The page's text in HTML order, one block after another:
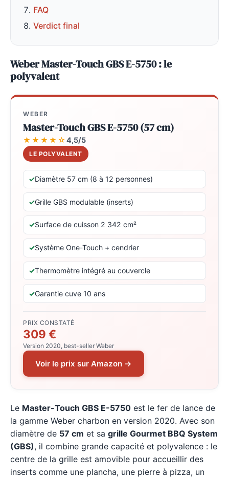
FAQ
Verdict final
Weber Master-Touch GBS E-5750 : le
polyvalent
WEBER
Master-Touch GBS E-5750 (57 cm)
★★★★☆4,5/5
LE POLYVALENT
Diamètre 57 cm (8 à 12 personnes)
Grille GBS modulable (inserts)
Surface de cuisson 2 342 cm²
Système One-Touch + cendrier
Thermomètre intégré au couvercle
Garantie cuve 10 ans
PRIX CONSTATÉ
309 €
Version 2020, best-seller Weber
Voir le prix sur Amazon →
Le Master-Touch GBS E-5750 est le fer de lance de
la gamme Weber charbon en version 2020. Avec son
diamètre de 57 cm et sa grille Gourmet BBQ System
(GBS), il combine grande capacité et polyvalence : le
centre de la grille est amovible pour accueillir des
inserts comme une plancha, une pierre à pizza, un